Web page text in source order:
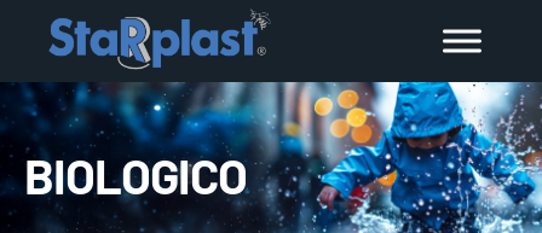
BIOLOGICO